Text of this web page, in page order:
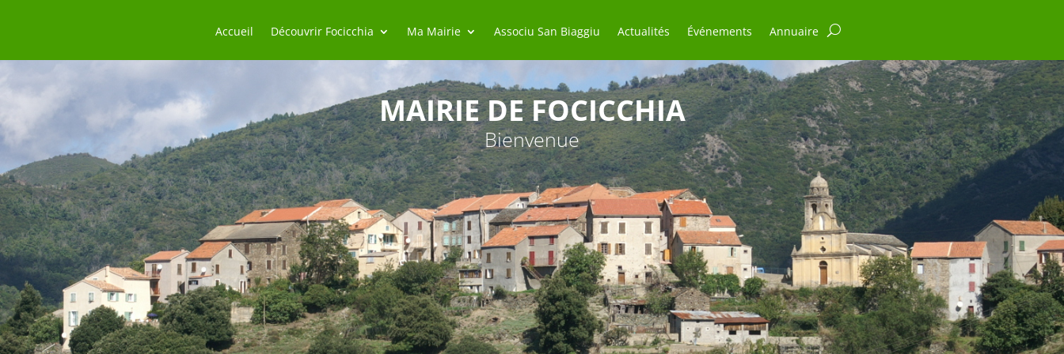
Accueil Découvrir Focicchia Ma Mairie Associu San Biaggiu Actualités Événements Annuaire
MAIRIE DE FOCICCHIA
Bienvenue